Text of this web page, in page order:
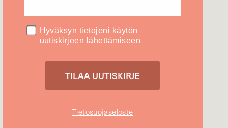
Hyväksyn tietojeni käytön
uutiskirjeen lähettämiseen
Tietosuojaseloste